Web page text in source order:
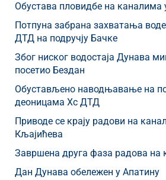
Обустава пловидбе на каналима
Потпуна забрана захватања
ДТД на подручју Бачке
Због ниског водостаја Дунава
посетио Бездан
Обустављено наводњавање на
деоницама Хс ДТД
Приводе се крају радови на
Кљајићева
Завршена друга фаза радова на
Дан Дунава обележен у Апатину